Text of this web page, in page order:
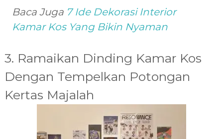
Baca Juga 7 Ide Dekorasi Interior
Kamar Kos Yang Bikin Nyaman
3. Ramaikan Dinding Kamar Kos
Dengan Tempelkan Potongan
Kertas Majalah